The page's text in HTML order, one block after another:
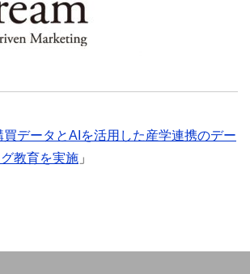
買データとAIを活用した産学連携のデー
教育を実施 」